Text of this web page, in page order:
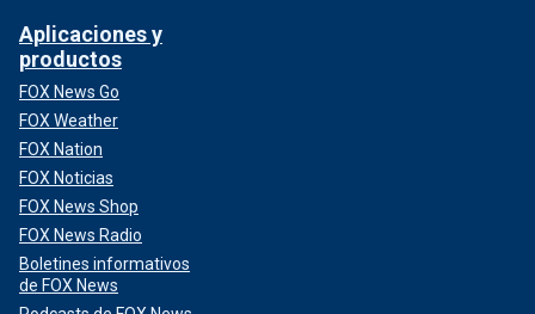
Aplicaciones y
productos
FOX News Go
FOX Weather
FOX Nation
FOX Noticias
FOX News Shop
FOX News Radio
Boletines informativos
de FOX News